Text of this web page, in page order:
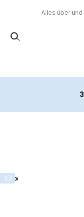
Alles über
37 »